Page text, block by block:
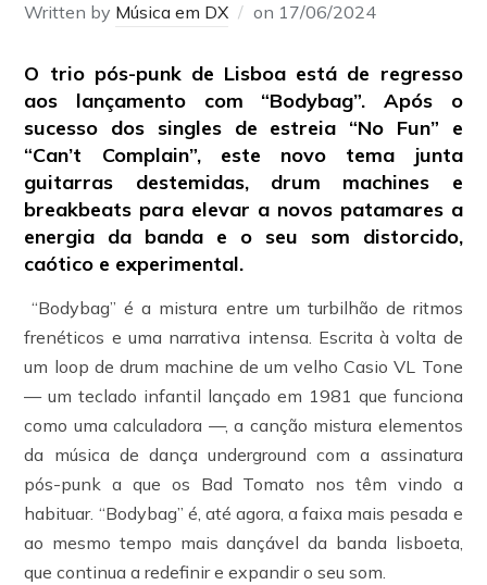
Written by Música em DX on 17/06/2024
O trio pós-punk de Lisboa está de regresso
aos lançamento com “Bodybag”. Após o
sucesso dos singles de estreia “No Fun” e
“Can’t Complain”, este novo tema junta
guitarras destemidas, drum machines e
breakbeats para elevar a novos patamares a
energia da banda e o seu som distorcido,
caótico e experimental.
“Bodybag” é a mistura entre um turbilhão de ritmos
frenéticos e uma narrativa intensa. Escrita à volta de
um loop de drum machine de um velho Casio VL Tone
— um teclado infantil lançado em 1981 que funciona
como uma calculadora —, a canção mistura elementos
da música de dança underground com a assinatura
pós-punk a que os Bad Tomato nos têm vindo a
habituar. “Bodybag” é, até agora, a faixa mais pesada e
ao mesmo tempo mais dançável da banda lisboeta,
que continua a redefinir e expandir o seu som.